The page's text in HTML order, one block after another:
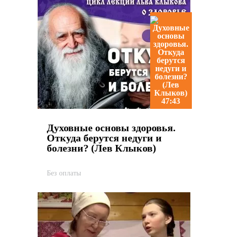
47:43
Духовные основы здоровья.
Откуда берутся недуги и
болезни? (Лев Клыков)
Без оплаты